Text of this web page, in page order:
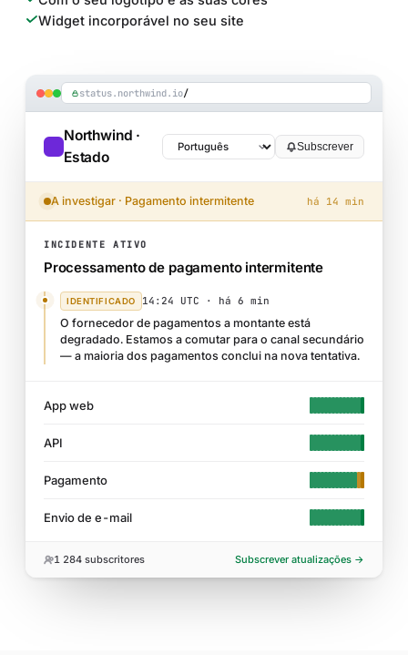
Widget incorporável no seu site
status.northwind.io/
Northwind ·
Estado
Subscrever
A investigar · Pagamento intermitente há 14 min
INCIDENTE ATIVO
Processamento de pagamento intermitente
IDENTIFICADO 14:24 UTC · há 6 min
O fornecedor de pagamentos a montante está
degradado. Estamos a comutar para o canal secundário
— a maioria dos pagamentos conclui na nova tentativa.
App web
API
Pagamento
Envio de e-mail
1 284 subscritores Subscrever atualizações →